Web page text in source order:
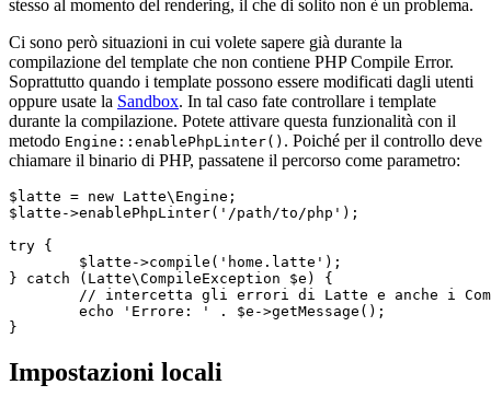
stesso al momento del rendering, il che di solito non è un problema.
Ci sono però situazioni in cui volete sapere già durante la
compilazione del template che non contiene PHP Compile Error.
Soprattutto quando i template possono essere modificati dagli utenti
oppure usate la Sandbox. In tal caso fate controllare i template
durante la compilazione. Potete attivare questa funzionalità con il
metodo Engine::enablePhpLinter() . Poiché per il controllo deve
chiamare il binario di PHP, passatene il percorso come parametro:
$latte = new Latte\Engine;
$latte->enablePhpLinter('/path/to/php');
try {
} catch (Latte\CompileException $e) {
Impostazioni locali